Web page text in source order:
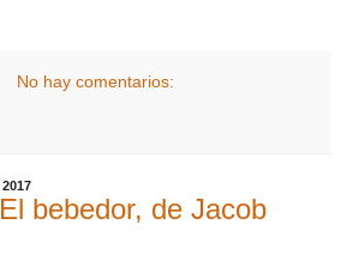
No hay comentarios:
bebedor, de Jacob